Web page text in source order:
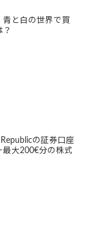
青と白の世界で買
？
の証券口座
最大200€分の株式